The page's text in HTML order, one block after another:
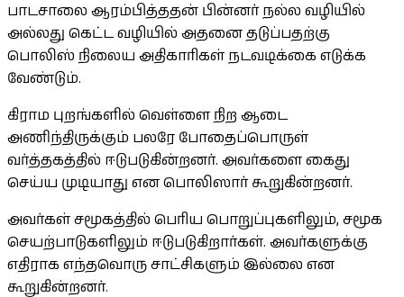
பாடசாலை ஆரம்பித்ததன் பின்னர் நல்ல வழியில்
அல்லது கெட்ட வழியில் அதனை தடுப்பதற்கு
பொலிஸ் நிலைய அதிகாரிகள் நடவடிக்கை எடுக்க
வேண்டும்.
கிராம புறங்களில் வெள்ளை நிற ஆடை
அணிந்திருக்கும் பலரே போதைப்பொருள்
வர்த்தகத்தில் ஈடுபடுகின்றனர். அவர்களை கைது
செய்ய முடியாது என பொலிஸார் கூறுகின்றனர்.
அவர்கள் சமூகத்தில் பெரிய பொறுப்புகளிலும், சமூக
செயற்பாடுகளிலும் ஈடுபடுகிறார்கள். அவர்களுக்கு
எதிராக எந்தவொரு சாட்சிகளும் இல்லை என
கூறுகின்றனர்.